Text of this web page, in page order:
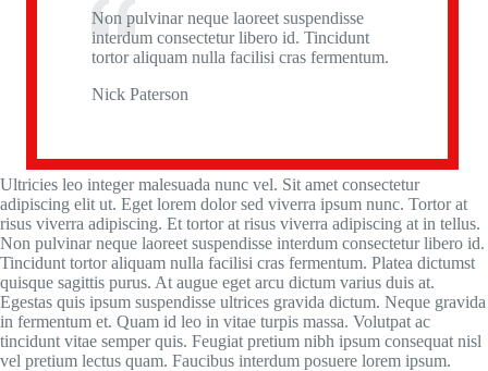
Non pulvinar neque laoreet suspendisse
interdum consectetur libero id. Tincidunt
tortor aliquam nulla facilisi cras fermentum.
Nick Paterson
Ultricies leo integer malesuada nunc vel. Sit amet consectetur
adipiscing elit ut. Eget lorem dolor sed viverra ipsum nunc. Tortor at
risus viverra adipiscing. Et tortor at risus viverra adipiscing at in tellus.
Non pulvinar neque laoreet suspendisse interdum consectetur libero id.
Tincidunt tortor aliquam nulla facilisi cras fermentum. Platea dictumst
quisque sagittis purus. At augue eget arcu dictum varius duis at.
Egestas quis ipsum suspendisse ultrices gravida dictum. Neque gravida
in fermentum et. Quam id leo in vitae turpis massa. Volutpat ac
tincidunt vitae semper quis. Feugiat pretium nibh ipsum consequat nisl
vel pretium lectus quam. Faucibus interdum posuere lorem ipsum.